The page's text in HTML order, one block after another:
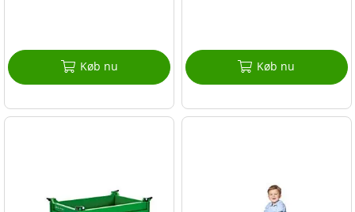
Køb nu Køb nu